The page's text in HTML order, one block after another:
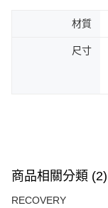
材質
尺寸
商品相關分類 (2)
RECOVERY